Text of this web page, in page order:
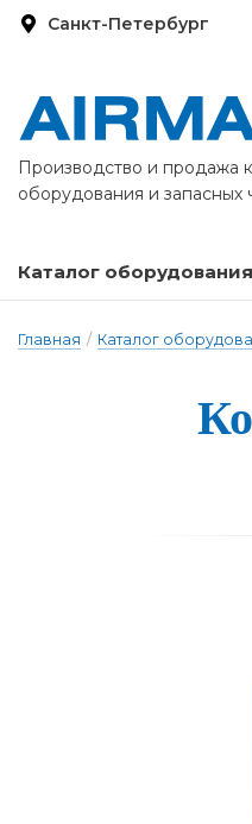
Санкт-Петербург
Производство и продажа
оборудования и запасных
Каталог оборудования
Главная / Каталог